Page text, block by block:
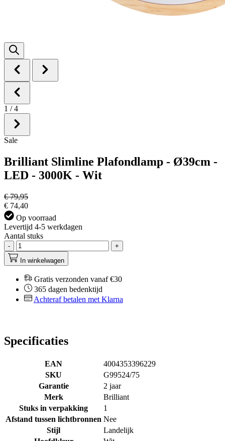
1 / 4
Sale
Brilliant Slimline Plafondlamp - Ø39cm -
LED - 3000K - Wit
€ 79,95
€ 74,40
Op voorraad
Levertijd 4-5 werkdagen
Aantal stuks
-
+
In winkelwagen
Gratis verzonden vanaf €30
365 dagen bedenktijd
Achteraf betalen met Klarna
Specificaties
EAN
4004353396229
SKU
G99524/75
Garantie
2 jaar
Merk
Brilliant
Stuks in verpakking
1
Afstand tussen lichtbronnen Nee
Stijl
Landelijk